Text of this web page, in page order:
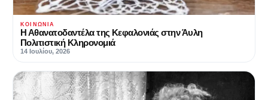
ΚΟΙΝΩΝΊΑ
Η Αθανατοδαντέλα της Κεφαλονιάς στην Άυλη
Πολιτιστική Κληρονομιά
14 Ιουλίου, 2026